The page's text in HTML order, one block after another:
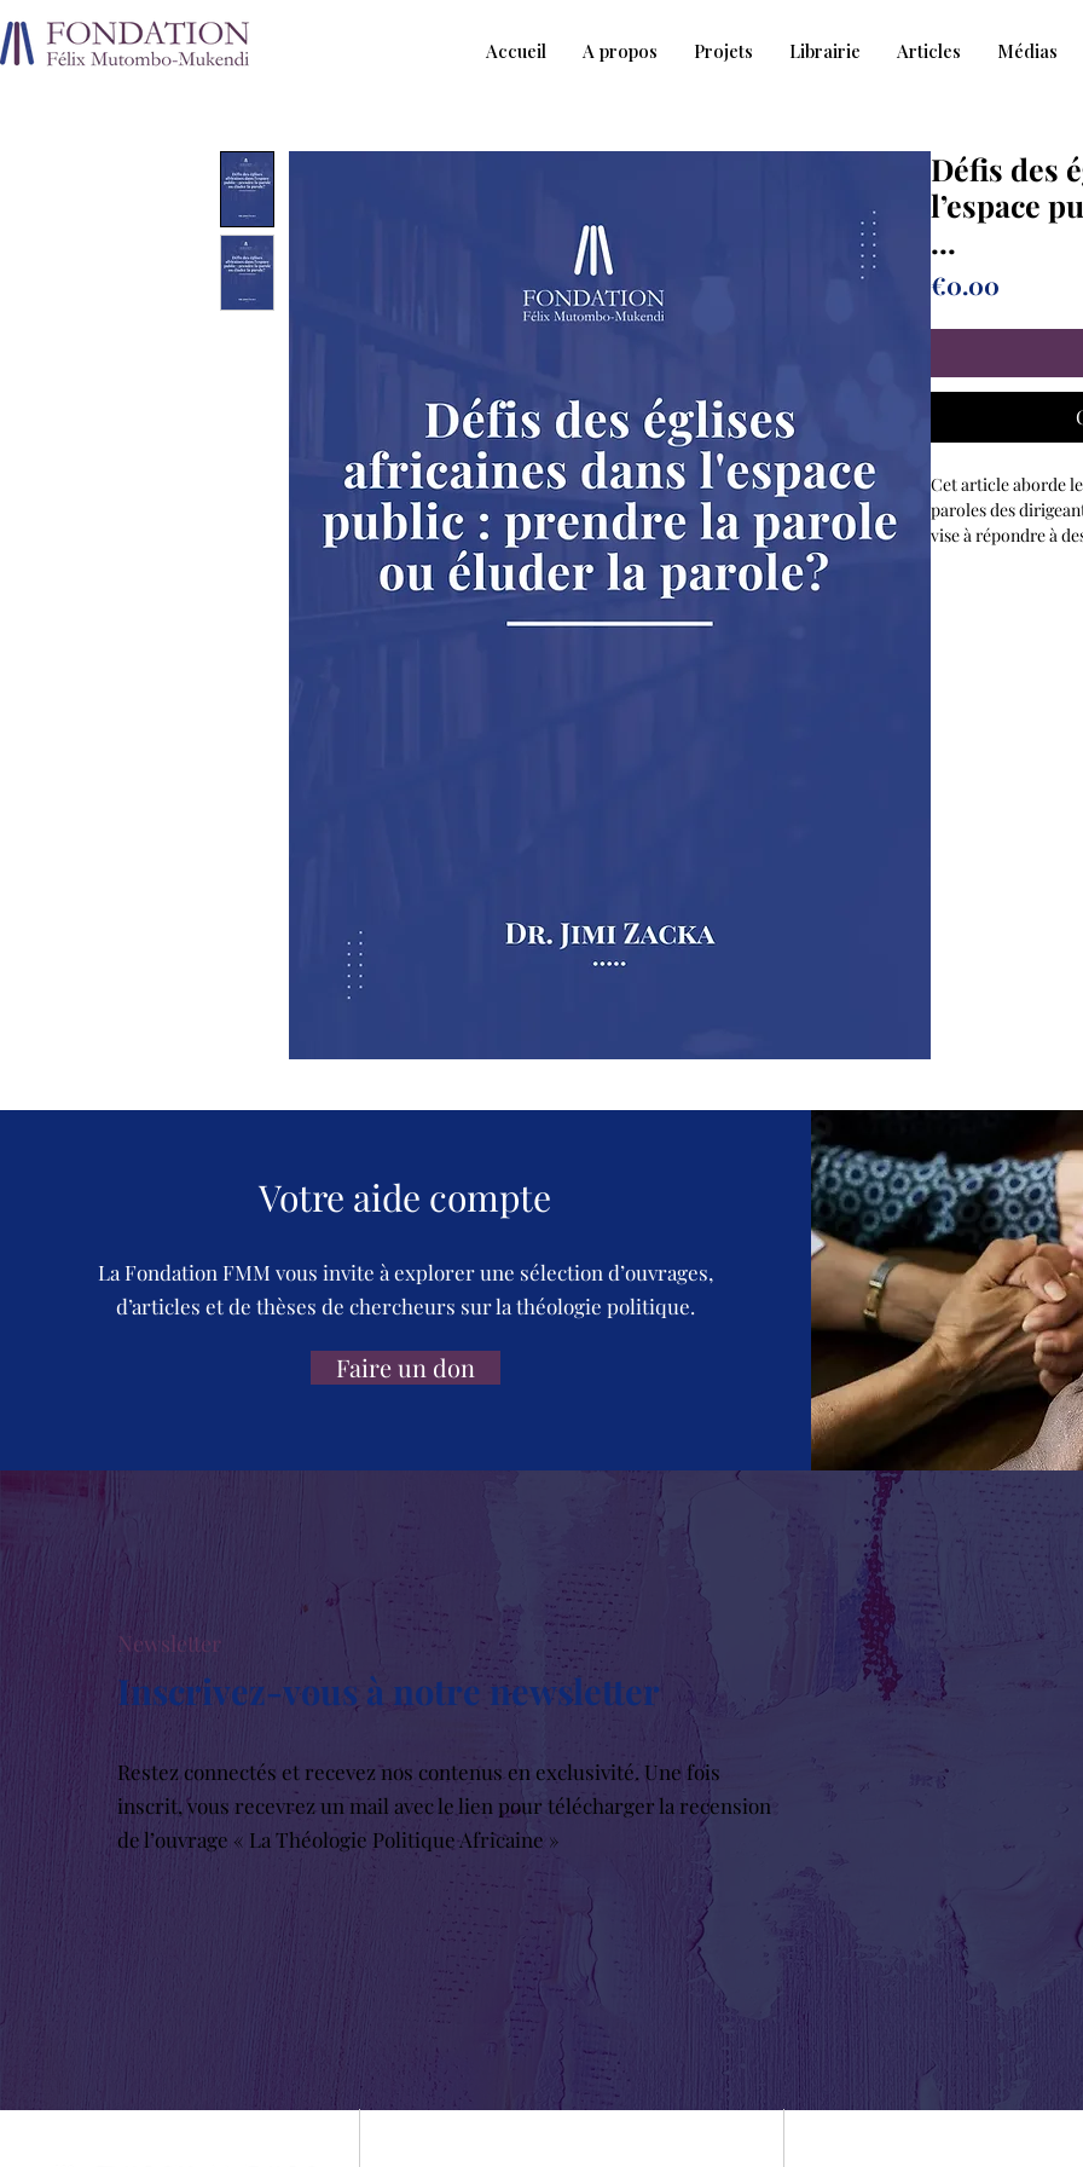
Accueil A propos Projets Librairie Articles Médias
Défis des
l’espace
...
€0.00
Cet article aborde
paroles des
vise à répondre à
Votre aide compte
La Fondation FMM vous invite à explorer une sélection d’ouvrages,
d’articles et de thèses de chercheurs sur la théologie politique.
Faire un don
Newsletter
Inscrivez-vous à notre newsletter
Restez connectés et recevez nos contenus en exclusivité. Une fois
inscrit, vous recevrez un mail avec le lien pour télécharger la recension
de l’ouvrage « La Théologie Politique Africaine »